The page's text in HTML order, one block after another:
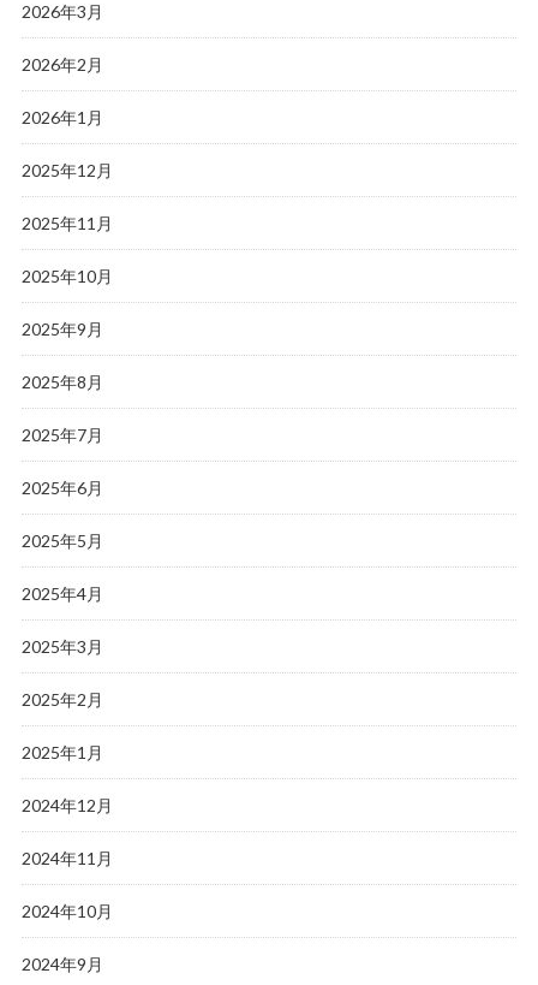
2026年3月
2026年2月
2026年1月
2025年12月
2025年11月
2025年10月
2025年9月
2025年8月
2025年7月
2025年6月
2025年5月
2025年4月
2025年3月
2025年2月
2025年1月
2024年12月
2024年11月
2024年10月
2024年9月